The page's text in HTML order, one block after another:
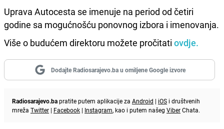
Uprava Autocesta se imenuje na period od četiri
godine sa mogućnošću ponovnog izbora i imenovanja.
Više o budućem direktoru možete pročitati ovdje.
Dodajte Radiosarajevo.ba u omiljene Google izvore
Radiosarajevo.bapratite putem aplikacije za Android | iOS i društvenih
mreža Twitter | Facebook | Instagram, kao i putem našeg ViberChata.